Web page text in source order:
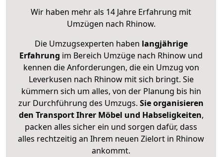
Wir haben mehr als 14 Jahre Erfahrung mit
Umzügen nach Rhinow.
Die Umzugsexperten haben langjährige
Erfahrung im Bereich Umzüge nach Rhinow und
kennen die Anforderungen, die ein Umzug von
Leverkusen nach Rhinow mit sich bringt. Sie
kümmern sich um alles, von der Planung bis hin
zur Durchführung des Umzugs. Sie organisieren
den Transport Ihrer Möbel und Habseligkeiten,
packen alles sicher ein und sorgen dafür, dass
alles rechtzeitig an Ihrem neuen Zielort in Rhinow
ankommt.